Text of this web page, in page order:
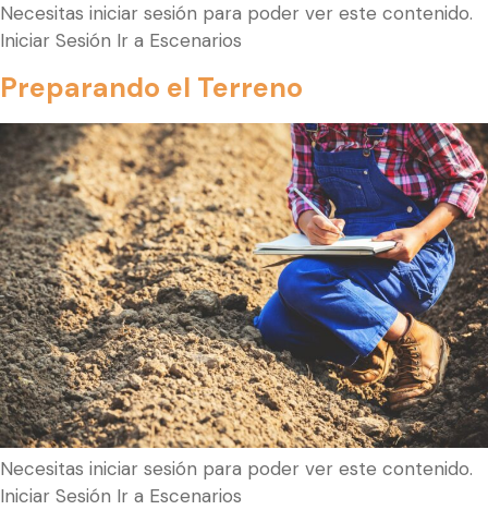
Necesitas iniciar sesión para poder ver este contenido.
Iniciar Sesión Ir a Escenarios
Preparando el Terreno
Necesitas iniciar sesión para poder ver este contenido.
Iniciar Sesión Ir a Escenarios